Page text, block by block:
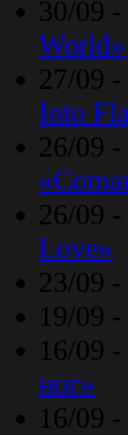
30/09 -
World»
27/09 -
Into
26/09 -
26/09 -
Love»
23/09 -
19/09 -
16/09 -
ног»
16/09 -